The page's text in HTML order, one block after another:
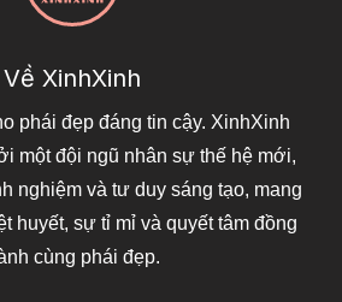
Về XinhXinh
phái đẹp đáng tin cậy. XinhXinh
một đội ngũ nhân sự thế hệ mới,
nghiệm và tư duy sáng tạo, mang
huyết, sự tỉ mỉ và quyết tâm đồng
cùng phái đẹp.